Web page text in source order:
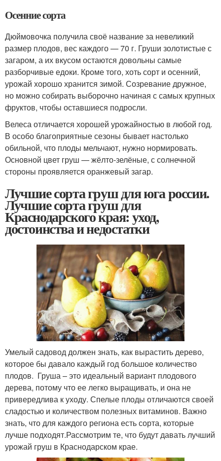
Осенние сорта
Дюймовочка получила своё название за невеликий
размер плодов, вес каждого — 70 г. Груши золотистые с
загаром, а их вкусом остаются довольны самые
разборчивые едоки. Кроме того, хоть сорт и осенний,
урожай хорошо хранится зимой. Созревание дружное,
но можно собирать выборочно начиная с самых крупных
фруктов, чтобы оставшиеся подросли.
Велеса отличается хорошей урожайностью в любой год.
В особо благоприятные сезоны бывает настолько
обильной, что плоды мельчают, нужно нормировать.
Основной цвет груш — жёлто-зелёные, с солнечной
стороны проявляется оранжевый загар.
Лучшие сорта груш для юга россии.
Лучшие сорта груш для
Краснодарского края: уход,
достоинства и недостатки
Умелый садовод должен знать, как вырастить дерево,
которое бы давало каждый год большое количество
плодов. Груша – это идеальный вариант плодового
дерева, потому что ее легко выращивать, и она не
привередлива к уходу. Спелые плоды отличаются своей
сладостью и количеством полезных витаминов. Важно
знать, что для каждого региона есть сорта, которые
лучше подходят.Рассмотрим те, что будут давать лучший
урожай груш в Краснодарском крае.